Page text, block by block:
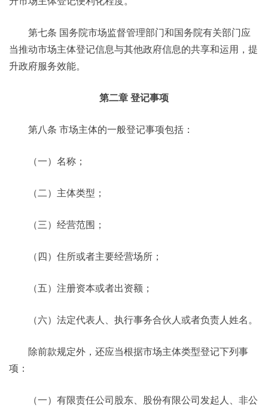
第七条 国务院市场监督管理部门和国务院有关部门应
当推动市场主体登记信息与其他政府信息的共享和运用，提
升政府服务效能。
第二章 登记事项
第八条 市场主体的一般登记事项包括：
（一）名称；
（二）主体类型；
（三）经营范围；
（四）住所或者主要经营场所；
（五）注册资本或者出资额；
（六）法定代表人、执行事务合伙人或者负责人姓名。
除前款规定外，还应当根据市场主体类型登记下列事
项：
（一）有限责任公司股东、股份有限公司发起人、非公